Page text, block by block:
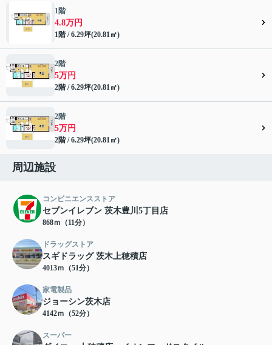
1階
4.8万円
1階 / 6.29坪(20.81㎡)
2階
5万円
2階 / 6.29坪(20.81㎡)
2階
5万円
2階 / 6.29坪(20.81㎡)
周辺施設
コンビニエンスストア
セブンイレブン 茨木豊川5丁目店
868ｍ（11分）
ドラッグストア
スギドラッグ 茨木上穂積店
4013ｍ（51分）
家電製品
ジョーシン茨木店
4142ｍ（52分）
スーパー